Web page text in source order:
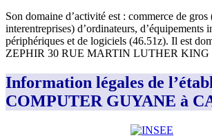
Son domaine d’activité est : commerce de gros
interentreprises) d’ordinateurs, d’équipements
périphériques et de logiciels (46.51z). Il est
ZEPHIR 30 RUE MARTIN LUTHER KING
Information légales de
COMPUTER GUYANE à